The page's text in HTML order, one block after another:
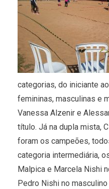
categorias, do iniciante
femininas, masculinas e
Vanessa Alzenir e
título. Já na dupla mista,
foram os campeões,
categoria intermediária,
Malpica e Marcela Nishi
Pedro Nishi no